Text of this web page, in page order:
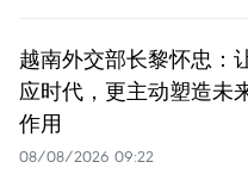
越南外交部长黎怀忠：
应时代，更主动塑造未
作用
08/08/2026 09:22